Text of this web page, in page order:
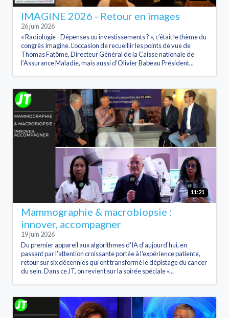
IMAGINE 2026 - Retour en images
26 juin 2026
« Radiologie - Dépenses ou investissements ? », c’était le thème du
congrès Imagine. L’occasion de recueillir les points de vue de
Thomas Fatôme, Directeur Général de la Caisse nationale de
l’Assurance Maladie, mais aussi d’Olivier Babeau Président...
11:21
Mammographie & macrobiopsie :
innover, accompagner
19 juin 2026
Du premier appareil aux algorithmes d'IA d'aujourd'hui, en
passant par l'attention croissante portée à l'expérience patiente,
retour sur six décennies qui ont transformé le dépistage du cancer
du sein. Dans ce JT, on revient sur la soirée spéciale «...